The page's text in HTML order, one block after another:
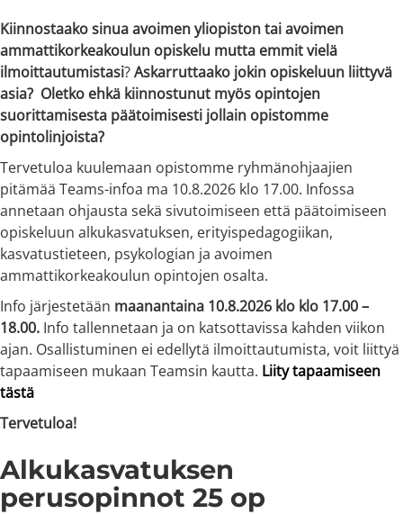
Kiinnostaako sinua avoimen yliopiston tai avoimen
ammattikorkeakoulun opiskelu mutta emmit vielä
ilmoittautumistasi?Askarruttaako jokin opiskeluun liittyvä
asia? Oletko ehkä kiinnostunut myös opintojen
suorittamisesta päätoimisesti jollain opistomme
opintolinjoista?
Tervetuloa kuulemaan opistomme ryhmänohjaajien
pitämää Teams-infoa ma 10.8.2026 klo 17.00. Infossa
annetaan ohjausta sekä sivutoimiseen että päätoimiseen
opiskeluun alkukasvatuksen, erityispedagogiikan,
kasvatustieteen, psykologian ja avoimen
ammattikorkeakoulun opintojen osalta.
Info järjestetään maanantaina 10.8.2026 klo klo 17.00 –
18.00. Info tallennetaan ja on katsottavissa kahden viikon
ajan. Osallistuminen ei edellytä ilmoittautumista, voit liittyä
tapaamiseen mukaan Teamsin kautta. Liity tapaamiseen
tästä
Tervetuloa!
Alkukasvatuksen
perusopinnot 25 op